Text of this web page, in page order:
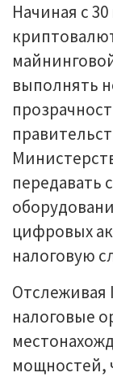
Начиная с
выполнять
передавать
цифровых
налоговую
Отслеживая
налоговые
мощностей,